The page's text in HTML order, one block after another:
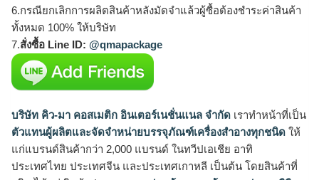
6.กรณียกเลิกการผลิตสินค้าหลังมัดจำแล้วผู้ซื้อต้องชำระค่าสินค้า
ทั้งหมด 100% ให้บริษัท
7.สั่งซื้อ Line ID: @qmapackage
บริษัท คิว-มา คอสเมติก อินเตอร์เนชั่นแนล จำกัด เราทำหน้าที่เป็น
ตัวแทนผู้ผลิตและจัดจำหน่ายบรรจุภัณฑ์เครื่องสำอางทุกชนิด ให้
แก่แบรนด์สินค้ากว่า 2,000 แบรนด์ ในทวีปเอเชีย อาทิ
ประเทศไทย ประเทศจีน และประเทศเกาหลี เป็นต้น โดยสินค้าที่